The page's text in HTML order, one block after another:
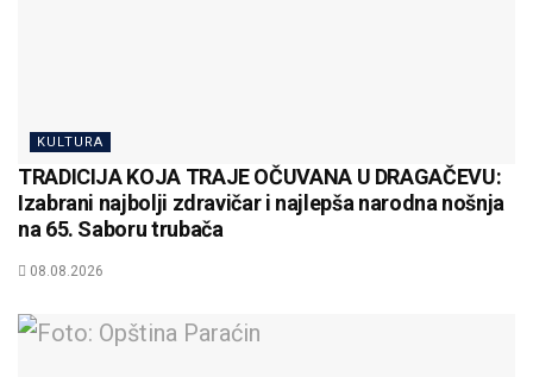
KULTURA
TRADICIJA KOJA TRAJE OČUVANA U DRAGAČEVU:
Izabrani najbolji zdravičar i najlepša narodna nošnja
na 65. Saboru trubača
08.08.2026